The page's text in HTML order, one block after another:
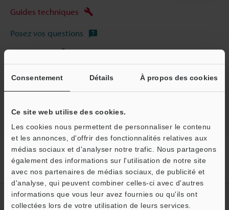
Consentement Détails À propos des cookies
Ce site web utilise des cookies.
Les cookies nous permettent de personnaliser le contenu
et les annonces, d'offrir des fonctionnalités relatives aux
médias sociaux et d'analyser notre trafic. Nous partageons
également des informations sur l'utilisation de notre site
avec nos partenaires de médias sociaux, de publicité et
d'analyse, qui peuvent combiner celles-ci avec d'autres
informations que vous leur avez fournies ou qu'ils ont
collectées lors de votre utilisation de leurs services.
Guides techniques
Posez vos questions
Démo / Test
Microscopes Laser
Accueil Produits Microscopes
Microscopes Laser
Microscope à balayage laser 3D
Modèles
Interférence, 5×
Objectif
Créez votre compte KEYENCE